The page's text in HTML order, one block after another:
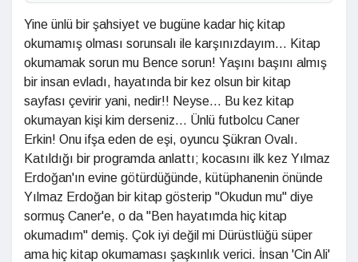
Yine ünlü bir şahsiyet ve bugüne kadar hiç kitap
okumamış olması sorunsalı ile karşınızdayım... Kitap
okumamak sorun mu Bence sorun! Yaşını başını almış
bir insan evladı, hayatında bir kez olsun bir kitap
sayfası çevirir yani, nedir!! Neyse... Bu kez kitap
okumayan kişi kim derseniz... Ünlü futbolcu Caner
Erkin! Onu ifşa eden de eşi, oyuncu Şükran Ovalı.
Katıldığı bir programda anlattı; kocasını ilk kez Yılmaz
Erdoğan'ın evine götürdüğünde, kütüphanenin önünde
Yılmaz Erdoğan bir kitap gösterip "Okudun mu" diye
sormuş Caner'e, o da "Ben hayatımda hiç kitap
okumadım" demiş. Çok iyi değil mi Dürüstlüğü süper
ama hiç kitap okumaması şaşkınlık verici. İnsan 'Cin Ali'